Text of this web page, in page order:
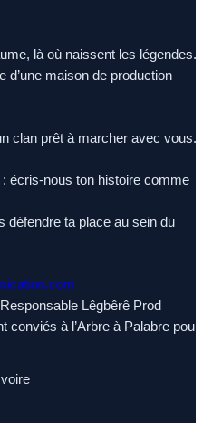
là où naissent les légendes.
d’une maison de production
clan prêt à marcher avec vous.
écris-nous ton histoire comme
défendre ta place au sein du
Lêgbêrê Prod
à l’Arbre à Palabre pour